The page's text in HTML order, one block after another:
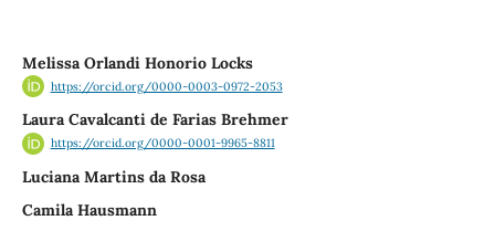
Melissa Orlandi Honorio Locks
https://orcid.org/0000-0003-0972-2053
Laura Cavalcanti de Farias Brehmer
https://orcid.org/0000-0001-9965-8811
Luciana Martins da Rosa
Camila Hausmann